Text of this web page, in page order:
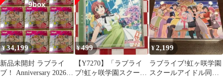
¥34,199
新品未開封 ラブライ
ブ！ Anniversary 2026
¥499
【Y7270】「ラブライ
ブ!虹ヶ咲学園スクール
¥2,199
ラブライブ!虹ヶ咲学園
スクールアイドル同好